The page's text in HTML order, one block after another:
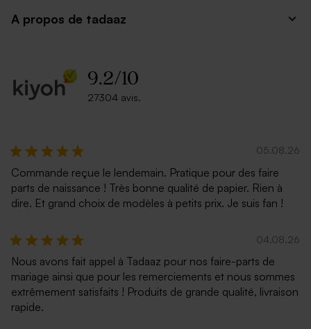
Enveloppe rouge
rectangulaire
A propos de tadaaz
9.2/10
27304 avis.
05.08.26
Commande reçue le lendemain. Pratique pour des faire
parts de naissance ! Très bonne qualité de papier. Rien à
dire. Et grand choix de modèles à petits prix. Je suis fan !
04.08.26
Nous avons fait appel à Tadaaz pour nos faire-parts de
mariage ainsi que pour les remerciements et nous sommes
extrêmement satisfaits ! Produits de grande qualité, livraison
rapide.